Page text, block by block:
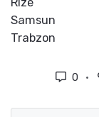
Samsun
Trabzon
0